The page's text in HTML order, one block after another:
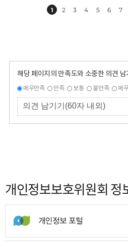
1 2 3 4 5 6 7
해당 페이지의 만족도와 소중한 의견 남
매우만족 만족 보통 불만족 매
개인정보보호위원회 정
개인정보 포털